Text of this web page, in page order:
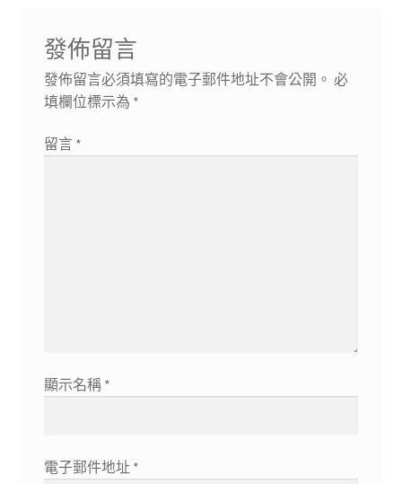
發佈留言
發佈留言必須填寫的電子郵件地址不會公開。 必
填欄位標示為 *
留言 *
顯示名稱 *
電子郵件地址 *